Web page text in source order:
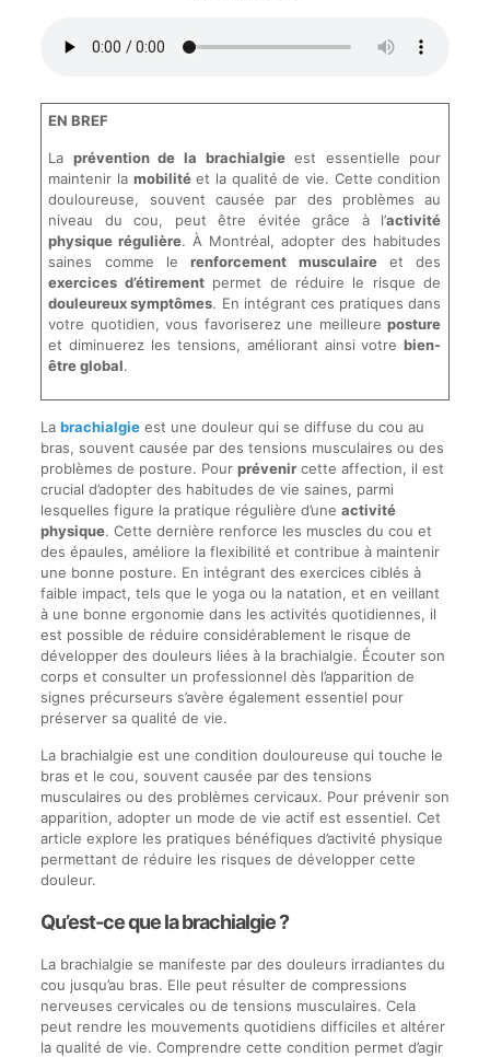
EN BREF
La prévention de la brachialgieest essentielle pour
maintenir la mobilitéet la qualité de vie. Cette condition
douloureuse, souvent causée par des problèmes au
niveau du cou, peut être évitée grâce à l’activité
physique régulière. À Montréal, adopter des habitudes
saines comme lerenforcement musculaireet des
exercices d’étirementpermet de réduire le risque de
douleureux symptômes. En intégrant ces pratiques dans
votre quotidien, vous favoriserez une meilleureposture
et diminuerez les tensions, améliorant ainsi votrebien-
être global.
La brachialgieest une douleur qui se diffuse du cou au
bras, souvent causée par des tensions musculaires ou des
problèmes de posture. Pour prévenircette affection, il est
crucial d’adopter des habitudes de vie saines, parmi
lesquelles figure la pratique régulière d’une activité
physique. Cette dernière renforce les muscles du cou et
des épaules, améliore la flexibilité et contribue à maintenir
une bonne posture. En intégrant des exercices ciblés à
faible impact, tels que le yoga ou la natation, et en veillant
à une bonne ergonomie dans les activités quotidiennes, il
est possible de réduire considérablement le risque de
développer des douleurs liées à la brachialgie. Écouter son
corps et consulter un professionnel dès l’apparition de
signes précurseurs s’avère également essentiel pour
préserver sa qualité de vie.
La brachialgie est une condition douloureuse qui touche le
bras et le cou, souvent causée par des tensions
musculaires ou des problèmes cervicaux. Pour prévenir son
apparition, adopter un mode de vie actif est essentiel. Cet
article explore les pratiques bénéfiques d’activité physique
permettant de réduire les risques de développer cette
douleur.
Qu’est-ce que la brachialgie ?
La brachialgie se manifeste par des douleurs irradiantes du
cou jusqu’au bras. Elle peut résulter de compressions
nerveuses cervicales ou de tensions musculaires. Cela
peut rendre les mouvements quotidiens difficiles et altérer
la qualité de vie. Comprendre cette condition permet d’agir